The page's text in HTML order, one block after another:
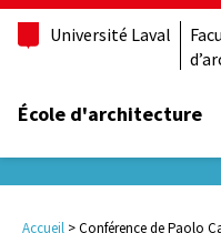
Université Laval
École d'architecture
Accueil >Conférence de Paolo